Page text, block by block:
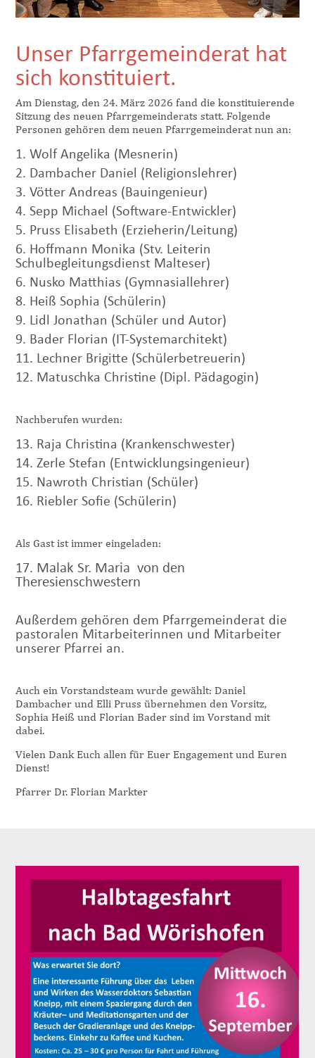
Unser Pfarrgemeinderat hat
sich konstituiert.
Am Dienstag, den 24. März 2026 fand die konstituierende
Sitzung des neuen Pfarrgemeinderats statt. Folgende
Personen gehören dem neuen Pfarrgemeinderat nun an:
1. Wolf Angelika (Mesnerin)
2. Dambacher Daniel (Religionslehrer)
3. Vötter Andreas (Bauingenieur)
4. Sepp Michael (Software-Entwickler)
5. Pruss Elisabeth (Erzieherin/Leitung)
6. Hoffmann Monika (Stv. Leiterin
Schulbegleitungsdienst Malteser)
6. Nusko Matthias (Gymnasiallehrer)
8. Heiß Sophia (Schülerin)
9. Lidl Jonathan (Schüler und Autor)
9. Bader Florian (IT-Systemarchitekt)
11. Lechner Brigitte (Schülerbetreuerin)
12. Matuschka Christine (Dipl. Pädagogin)
Nachberufen wurden:
13. Raja Christina (Krankenschwester)
14. Zerle Stefan (Entwicklungsingenieur)
15. Nawroth Christian (Schüler)
16. Riebler Sofie (Schülerin)
Als Gast ist immer eingeladen:
17. MalakSr. Maria von den
Theresienschwestern
Außerdem gehören dem Pfarrgemeinderat die
pastoralen Mitarbeiterinnen und Mitarbeiter
unserer Pfarrei an.
Auch ein Vorstandsteam wurde gewählt: Daniel
Dambacher und Elli Pruss übernehmen den Vorsitz,
Sophia Heiß und Florian Bader sind im Vorstand mit
dabei.
Vielen Dank Euch allen für Euer Engagement und Euren
Dienst!
Pfarrer Dr. Florian Markter